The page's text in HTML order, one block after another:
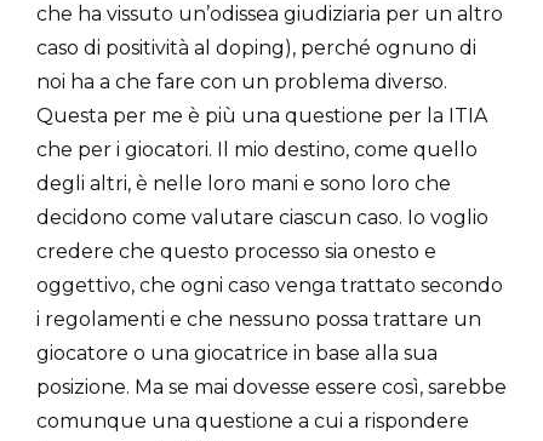
che ha vissuto un’odissea giudiziaria per un altro
caso di positività al doping), perché ognuno di
noi ha a che fare con un problema diverso.
Questa per me è più una questione per la ITIA
che per i giocatori. Il mio destino, come quello
degli altri, è nelle loro mani e sono loro che
decidono come valutare ciascun caso. Io voglio
credere che questo processo sia onesto e
oggettivo, che ogni caso venga trattato secondo
i regolamenti e che nessuno possa trattare un
giocatore o una giocatrice in base alla sua
posizione. Ma se mai dovesse essere così, sarebbe
comunque una questione a cui a rispondere